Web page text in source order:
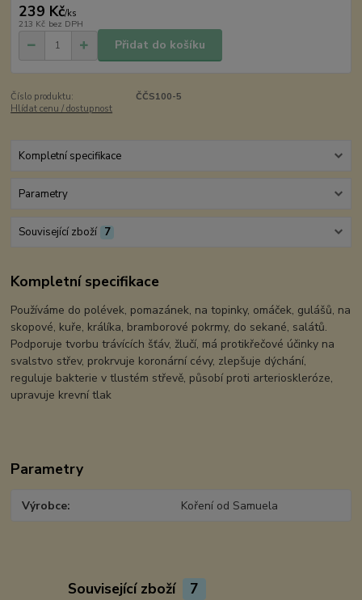
239 Kč/ks
213 Kč bez DPH
Přidat do košíku
Číslo produktu:
ČČS100-5
Hlídat cenu / dostupnost
Kompletní specifikace
Parametry
Související zboží 7
Kompletní specifikace
Používáme do polévek, pomazánek, na topinky, omáček, gulášů, na
skopové, kuře, králíka, bramborové pokrmy, do sekané, salátů.
Podporuje tvorbu trávících šťáv, žlučí, má protikřečové účinky na
svalstvo střev, prokrvuje koronární cévy, zlepšuje dýchání,
reguluje bakterie v tlustém střevě, působí proti arterioskleróze,
upravuje krevní tlak
Parametry
Výrobce Koření od Samuela
Související zboží 7